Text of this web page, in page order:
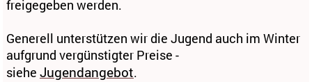
freigegeben werden.
Generell unterstützen wir die Jugend auch im Winter
aufgrund vergünstigter Preise -
siehe Jugendangebot.